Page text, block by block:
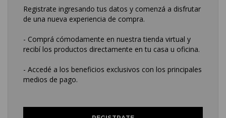
Registrate ingresando tus datos y comenzá a disfrutar
de una nueva experiencia de compra.
- Comprá cómodamente en nuestra tienda virtual y
recibí los productos directamente en tu casa u oficina.
- Accedé a los beneficios exclusivos con los principales
medios de pago.